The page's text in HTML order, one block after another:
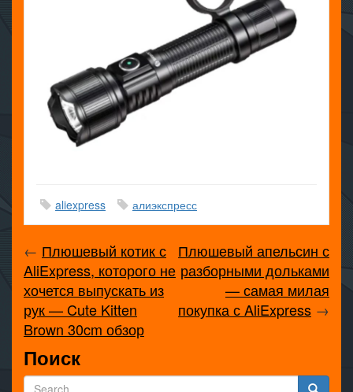
aliexpress алиэкспресс
← Плюшевый котик с
AliExpress, которого не
хочется выпускать из
рук — Cute Kitten
Brown 30cm обзор
Плюшевый апельсин с
разборными дольками
— самая милая
покупка с AliExpress →
Поиск